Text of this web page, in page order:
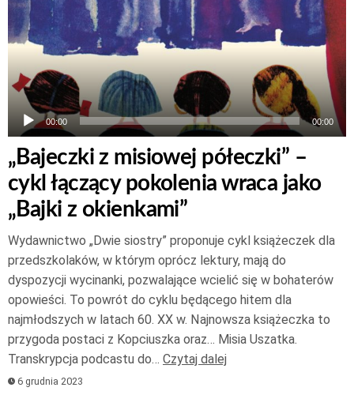
dźwiękowych
00:00 00:00
„Bajeczki z misiowej półeczki” –
cykl łączący pokolenia wraca jako
„Bajki z okienkami”
Wydawnictwo „Dwie siostry” proponuje cykl książeczek dla
przedszkolaków, w którym oprócz lektury, mają do
dyspozycji wycinanki, pozwalające wcielić się w bohaterów
opowieści. To powrót do cyklu będącego hitem dla
najmłodszych w latach 60. XX w. Najnowsza książeczka to
przygoda postaci z Kopciuszka oraz… Misia Uszatka.
Transkrypcja podcastu do… Czytaj dalej
6 grudnia 2023